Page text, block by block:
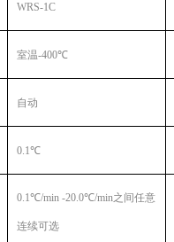
WRS-1C
室温-400℃
自动
0.1℃
0.1℃/min -20.0℃/min之间任意
连续可选